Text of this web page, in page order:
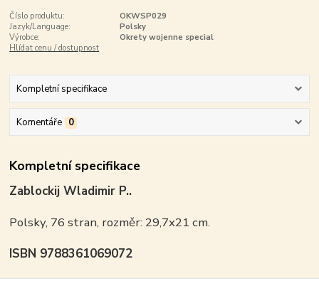
Číslo produktu:
OKWSP029
Jazyk/Language:
Polsky
Výrobce:
Okrety wojenne special
Hlídat cenu / dostupnost
Kompletní specifikace
Komentáře 0
Kompletní specifikace
Zablockij Wladimir P..
Polsky, 76 stran, rozměr: 29,7x21 cm.
ISBN 9788361069072